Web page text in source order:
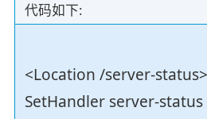
代码如下:
<Location /server-status>
SetHandler server-status